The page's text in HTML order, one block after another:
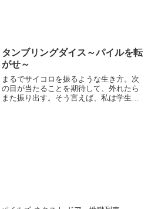
タンブリングダイス～パイルを転
がせ～
まるでサイコロを振るような生き方。次
の目が当たることを期待して、外れたら
また振り出す。そう言えば、私は学生の